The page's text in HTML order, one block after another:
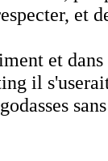
et
et
il